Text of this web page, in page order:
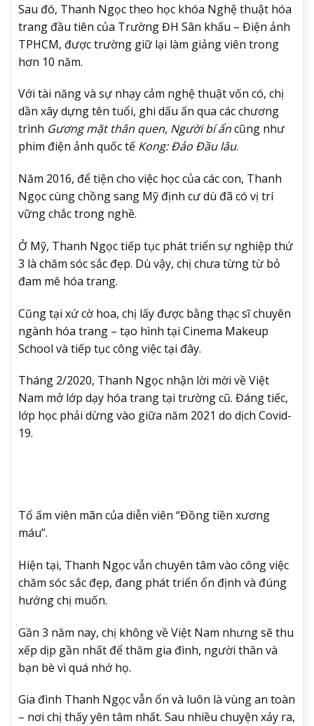
Sau đó, Thanh Ngọc theo học khóa Nghệ thuật hóa
trang đầu tiên của Trường ĐH Sân khấu – Điện ảnh
TPHCM, được trường giữ lại làm giảng viên trong
hơn 10 năm.
Với tài năng và sự nhạy cảm nghệ thuật vốn có, chị
dần xây dựng tên tuổi, ghi dấu ấn qua các chương
trình Gương mặt thân quen, Người bí ẩncũng như
phim điện ảnh quốc tế Kong: Đảo Đầu lâu.
Năm 2016, để tiện cho việc học của các con, Thanh
Ngọc cùng chồng sang Mỹ định cư dù đã có vị trí
vững chắc trong nghề.
Ở Mỹ, Thanh Ngọc tiếp tục phát triển sự nghiệp thứ
3 là chăm sóc sắc đẹp. Dù vậy, chị chưa từng từ bỏ
đam mê hóa trang.
Cũng tại xứ cờ hoa, chị lấy được bằng thạc sĩ chuyên
ngành hóa trang – tạo hình tại Cinema Makeup
School và tiếp tục công việc tại đây.
Tháng 2/2020, Thanh Ngọc nhận lời mời về Việt
Nam mở lớp dạy hóa trang tại trường cũ. Đáng tiếc,
lớp học phải dừng vào giữa năm 2021 do dịch Covid-
19.
Tổ ấm viên mãn của diễn viên “Đồng tiền xương
máu”.
Hiện tại, Thanh Ngọc vẫn chuyên tâm vào công việc
chăm sóc sắc đẹp, đang phát triển ổn định và đúng
hướng chị muốn.
Gần 3 năm nay, chị không về Việt Nam nhưng sẽ thu
xếp dịp gần nhất để thăm gia đình, người thân và
bạn bè vì quá nhớ họ.
Gia đình Thanh Ngọc vẫn ổn và luôn là vùng an toàn
– nơi chị thấy yên tâm nhất. Sau nhiều chuyện xảy ra,